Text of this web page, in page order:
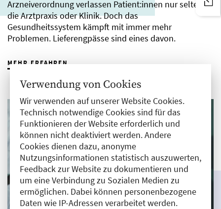
Verwendung von Cookies
Wir verwenden auf unserer Website Cookies.
Technisch notwendige Cookies sind für das
Funktionieren der Website erforderlich und
können nicht deaktiviert werden. Andere
Cookies dienen dazu, anonyme
Nutzungsinformationen statistisch auszuwerten,
Feedback zur Website zu dokumentieren und
um eine Verbindung zu Sozialen Medien zu
ermöglichen. Dabei können personenbezogene
Daten wie IP-Adressen verarbeitet werden.
Arzneiverordnung verlassen Patient:innen nur selten
die Arztpraxis oder Klinik. Doch das
Gesundheitssystem kämpft mit immer mehr
Problemen. Lieferengpässe sind eines davon.
MEHR ERFAHREN